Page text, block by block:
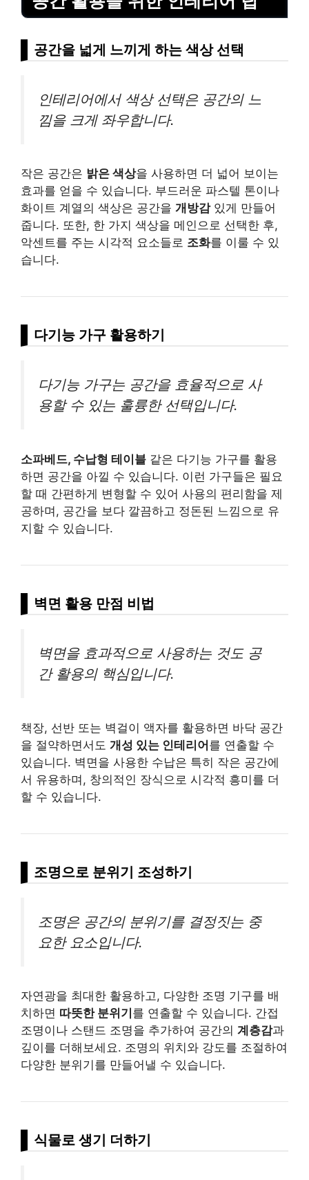
공간을 넓게 느끼게 하는 색상 선택
인테리어에서 색상 선택은 공간의 느
낌을 크게 좌우합니다.
작은 공간은 밝은 색상을 사용하면 더 넓어 보이는
효과를 얻을 수 있습니다. 부드러운 파스텔 톤이나
화이트 계열의 색상은 공간을 개방감있게 만들어
줍니다. 또한, 한 가지 색상을 메인으로 선택한 후,
악센트를 주는 시각적 요소들로 조화를 이룰 수 있
습니다.
다기능 가구 활용하기
다기능 가구는 공간을 효율적으로 사
용할 수 있는 훌륭한 선택입니다.
소파베드, 수납형 테이블 같은 다기능 가구를 활용
하면 공간을 아낄 수 있습니다. 이런 가구들은 필요
할 때 간편하게 변형할 수 있어 사용의 편리함을 제
공하며, 공간을 보다 깔끔하고 정돈된 느낌으로 유
지할 수 있습니다.
벽면 활용 만점 비법
벽면을 효과적으로 사용하는 것도 공
간 활용의 핵심입니다.
책장, 선반 또는 벽걸이 액자를 활용하면 바닥 공간
을 절약하면서도 개성 있는 인테리어를 연출할 수
있습니다. 벽면을 사용한 수납은 특히 작은 공간에
서 유용하며, 창의적인 장식으로 시각적 흥미를 더
할 수 있습니다.
조명으로 분위기 조성하기
조명은 공간의 분위기를 결정짓는 중
요한 요소입니다.
자연광을 최대한 활용하고, 다양한 조명 기구를 배
치하면 따뜻한 분위기 를 연출할 수 있습니다. 간접
조명이나 스탠드 조명을 추가하여 공간의 계층감과
깊이를 더해보세요. 조명의 위치와 강도를 조절하여
다양한 분위기를 만들어낼 수 있습니다.
식물로 생기 더하기